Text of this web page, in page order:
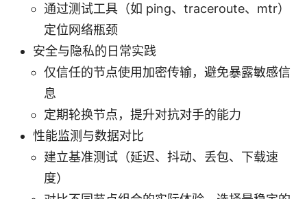
通过测试工具（如 ping、traceroute、mtr）
定位网络瓶颈
安全与隐私的日常实践
仅信任的节点使用加密传输，避免暴露敏感信
息
定期轮换节点，提升对抗对手的能力
性能监测与数据对比
建立基准测试（延迟、抖动、丢包、下载速
度）